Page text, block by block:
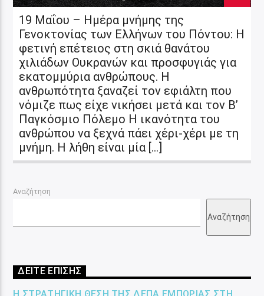
19 Μαΐου – Ημέρα μνήμης της
Γενοκτονίας των Ελλήνων του Πόντου: Η
φετινή επέτειος στη σκιά θανάτου
χιλιάδων Ουκρανών και προσφυγιάς για
εκατομμύρια ανθρώπους. Η
ανθρωπότητα ξαναζεί τον εφιάλτη που
νόμιζε πως είχε νικήσει μετά και τον Β’
Παγκόσμιο Πόλεμο Η ικανότητα του
ανθρώπου να ξεχνά πάει χέρι-χέρι με τη
μνήμη. Η λήθη είναι μία […]
Αναζήτηση
Αναζήτηση
ΔΕΙΤΕ ΕΠΙΣΗΣ